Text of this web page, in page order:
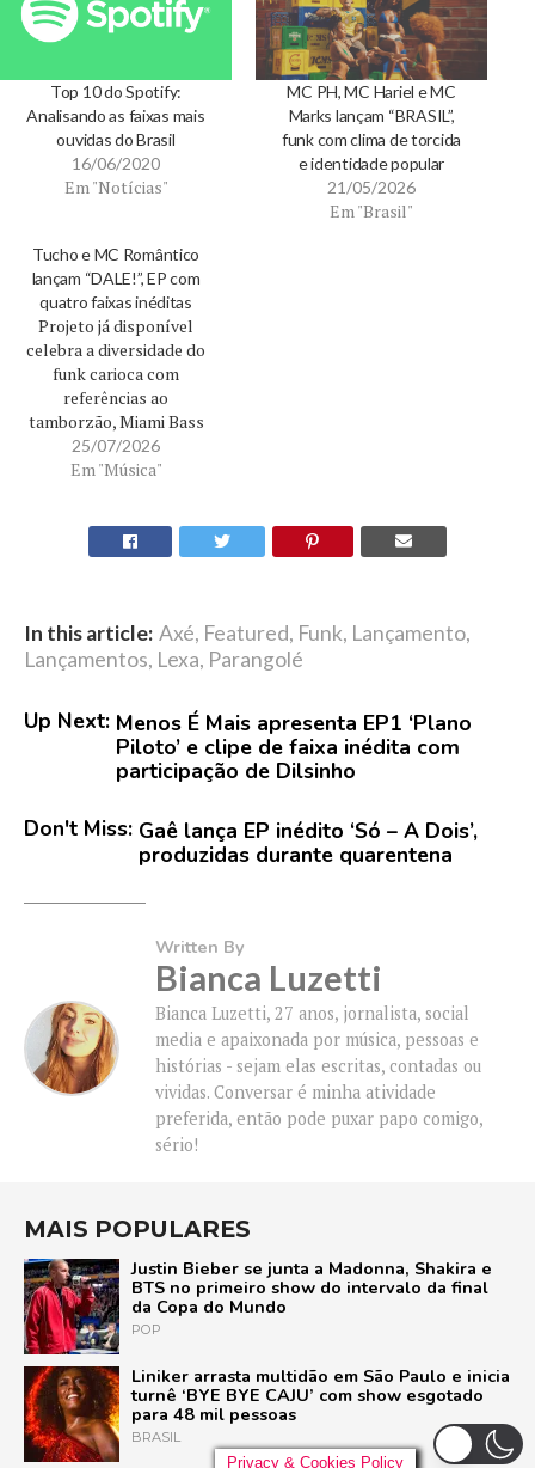
Top 10 do Spotify:
Analisando as faixas mais
ouvidas do Brasil
16/06/2020
Em "Notícias"
MC PH, MC Hariel e MC
Marks lançam “BRASIL”,
funk com clima de torcida
e identidade popular
21/05/2026
Em "Brasil"
Tucho e MC Romântico
lançam “DALE!”, EP com
quatro faixas inéditas
Projeto já disponível
celebra a diversidade do
funk carioca com
referências ao
tamborzão, Miami Bass
e música eletrônica
Tucho e MC Romântico
celebra diferentes
vertentes do funk
digitais, o projeto reúne
quatro faixas
produzidas…
25/07/2026
Em "Música"
In this article: Axé, Featured, Funk, Lançamento,
Lançamentos, Lexa, Parangolé
Up Next: Menos É Mais apresenta EP1 ‘Plano
Piloto’ e clipe de faixa inédita com
participação de Dilsinho
Don't Miss: Gaê lança EP inédito ‘Só – A Dois’,
produzidas durante quarentena
Written By
Bianca Luzetti
Bianca Luzetti, 27 anos, jornalista, social
media e apaixonada por música, pessoas e
histórias - sejam elas escritas, contadas ou
vividas. Conversar é minha atividade
preferida, então pode puxar papo comigo,
sério!
MAIS POPULARES
Justin Bieber se junta a Madonna, Shakira e
BTS no primeiro show do intervalo da final
da Copa do Mundo
POP
Liniker arrasta multidão em São Paulo e inicia
turnê ‘BYE BYE CAJU’ com show esgotado
para 48 mil pessoas
BRASIL
Privacy & Cookies Policy